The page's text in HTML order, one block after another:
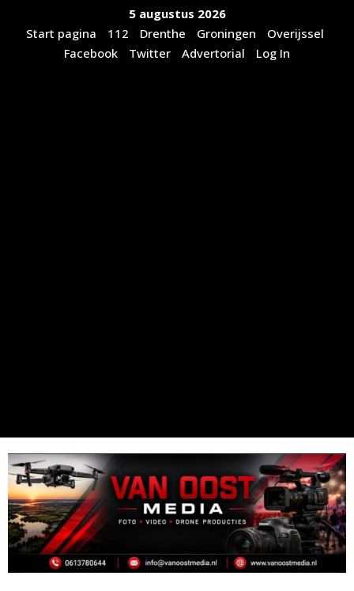
5 augustus 2026
Start pagina
112 Drenthe Groningen
Overijssel
Facebook
Twitter Advertorial Log In